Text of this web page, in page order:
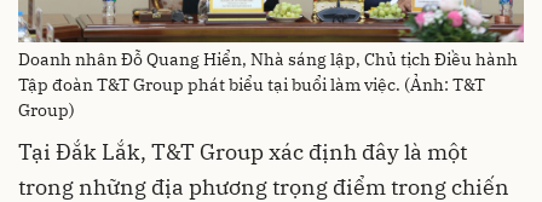
Doanh nhân Đỗ Quang Hiển, Nhà sáng lập, Chủ tịch Điều hành
Tập đoàn T&T Group phát biểu tại buổi làm việc. (Ảnh: T&T
Group)
Tại Đắk Lắk, T&T Group xác định đây là một
trong những địa phương trọng điểm trong chiến